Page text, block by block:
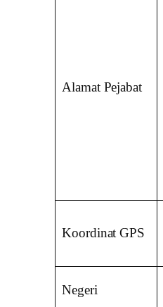
Alamat Pejabat
Koordinat GPS
Negeri